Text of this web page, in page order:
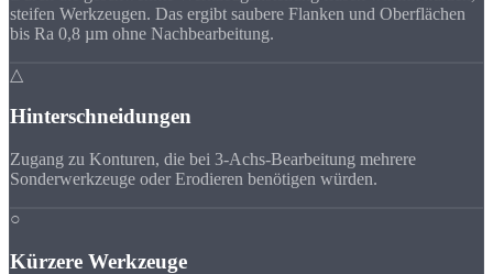
steifen Werkzeugen. Das ergibt saubere Flanken und Oberflächen
bis Ra 0,8 µm ohne Nachbearbeitung.
△
Hinterschneidungen
Zugang zu Konturen, die bei 3-Achs-Bearbeitung mehrere
Sonderwerkzeuge oder Erodieren benötigen würden.
○
Kürzere Werkzeuge